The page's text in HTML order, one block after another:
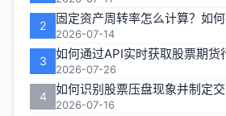
2
2026-07-14
3 如何通过API实时获取股票期货
2026-07-26
4 如何识别股票压盘现象并制定
2026-07-16